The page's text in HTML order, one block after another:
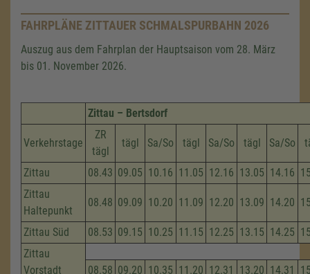
FAHRPLÄNE ZITTAUER SCHMALSPURBAHN 2026
Auszug aus dem Fahrplan der Hauptsaison vom 28. März
bis 01. November 2026.
Zittau – Bertsdorf
Verkehrstage
ZR
tägl
tägl Sa/So tägl Sa/So tägl Sa/So
Zittau 08.43 09.05 10.16 11.05 12.16 13.05 14.16
Zittau
Haltepunkt
08.48 09.09 10.20 11.09 12.20 13.09 14.20
Zittau Süd 08.53 09.15 10.25 11.15 12.25 13.15 14.25
Zittau
Vorstadt
08.58 09.20 10.35 11.20 12.31 13.20 14.31